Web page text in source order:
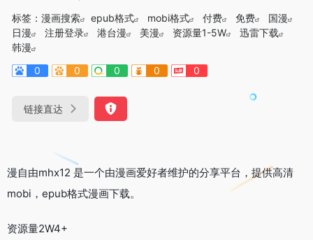
标签： 漫画搜索 epub格式 mobi格式 付费 免费
国漫
日漫
注册登录 港台漫 美漫 资源量1-5W
迅雷下载
韩漫
0
0 0 0 0
链接直达
漫自由mhx12 是一个由漫画爱好者维护的分享平台，提供高清
mobi，epub格式漫画下载。
资源量2W4+